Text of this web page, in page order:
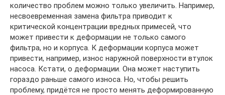
количество проблем можно только увеличить. Например,
несвоевременная замена фильтра приводит к
критической концентрации вредных примесей, что
может привести к деформации не только самого
фильтра, но и корпуса. К деформации корпуса может
привести, например, износ наружной поверхности втулок
насоса. Кстати, о деформации. Она может наступить
гораздо раньше самого износа. Но, чтобы решить
проблему, придётся не просто менять деформированную